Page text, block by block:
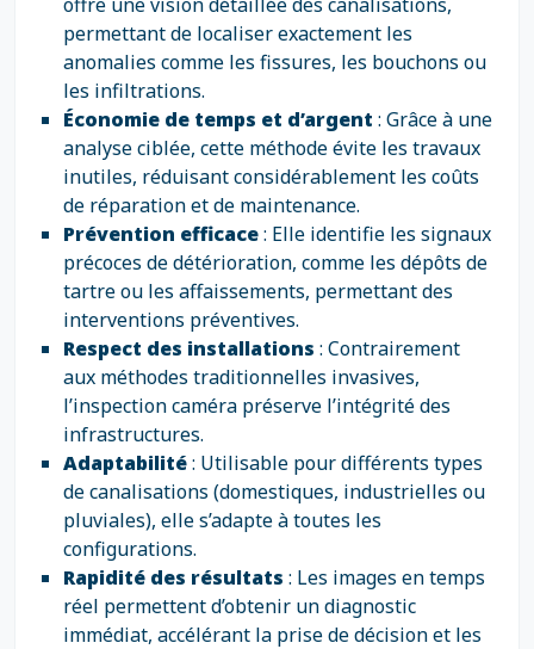
permettant de localiser exactement les
anomalies comme les fissures, les bouchons ou
les infiltrations.
Économie de temps et d’argent : Grâce à une
analyse ciblée, cette méthode évite les travaux
inutiles, réduisant considérablement les coûts
de réparation et de maintenance.
Prévention efficace: Elle identifie les signaux
précoces de détérioration, comme les dépôts de
tartre ou les affaissements, permettant des
interventions préventives.
Respect des installations : Contrairement
aux méthodes traditionnelles invasives,
l’inspection caméra préserve l’intégrité des
infrastructures.
Adaptabilité: Utilisable pour différents types
de canalisations (domestiques, industrielles ou
pluviales), elle s’adapte à toutes les
configurations.
Rapidité des résultats : Les images en temps
réel permettent d’obtenir un diagnostic
immédiat, accélérant la prise de décision et les